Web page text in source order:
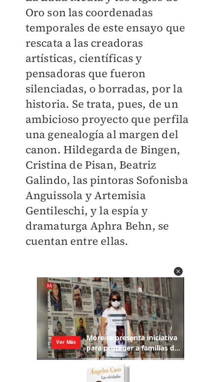
Oro son las coordenadas
temporales de este ensayo que
rescata a las creadoras
artísticas, científicas y
pensadoras que fueron
silenciadas, o borradas, por la
historia. Se trata, pues, de un
ambicioso proyecto que perfila
una genealogía al margen del
canon. Hildegarda de Bingen,
Cristina de Pisan, Beatriz
Galindo, las pintoras Sofonisba
Anguissola y Artemisia
Gentileschi, y la espía y
dramaturga Aphra Behn, se
cuentan entre ellas.